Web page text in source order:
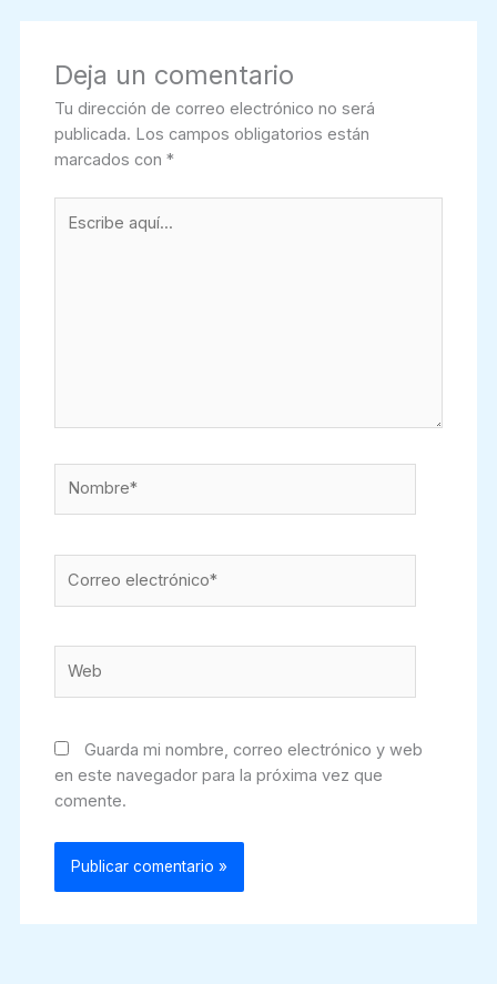
Deja un comentario
Tu dirección de correo electrónico no será
publicada. Los campos obligatorios están
marcados con*
aquí...
electrónico*
Guarda mi nombre, correo electrónico y web
en este navegador para la próxima vez que
comente.